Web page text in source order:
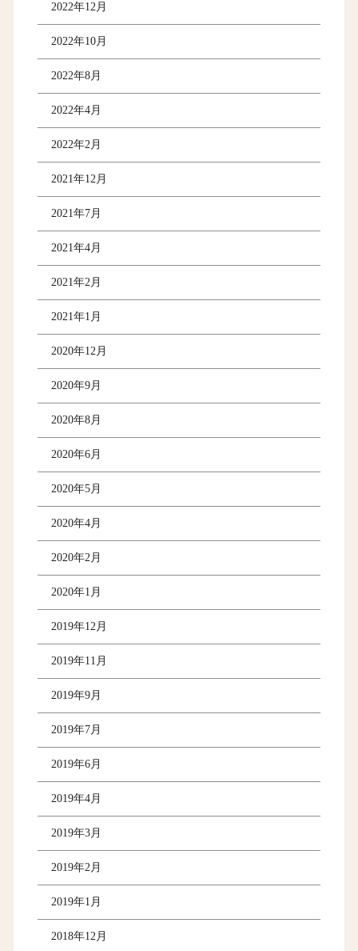
2022年12月
2022年10月
2022年8月
2022年4月
2022年2月
2021年12月
2021年7月
2021年4月
2021年2月
2021年1月
2020年12月
2020年9月
2020年8月
2020年6月
2020年5月
2020年4月
2020年2月
2020年1月
2019年12月
2019年11月
2019年9月
2019年7月
2019年6月
2019年4月
2019年3月
2019年2月
2019年1月
2018年12月